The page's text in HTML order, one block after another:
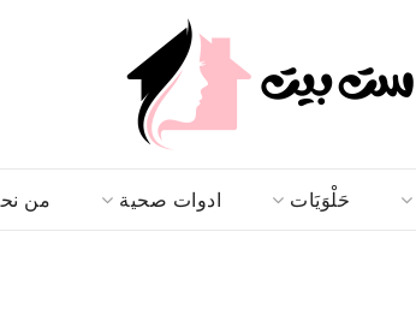
حَلْوَيَات ادوات صحية من